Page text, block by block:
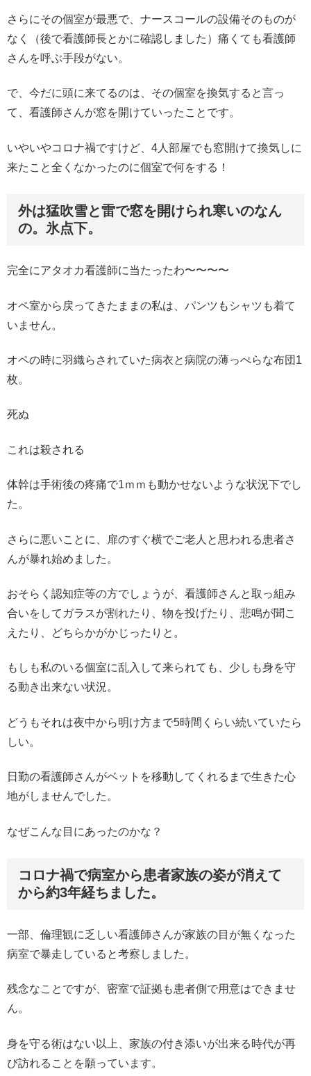
さらにその個室が最悪で、ナースコールの設備そのものが
なく（後で看護師長とかに確認しました）痛くても看護師
さんを呼ぶ手段がない。
で、今だに頭に来てるのは、その個室を換気すると言っ
て、看護師さんが窓を開けていったことです。
いやいやコロナ禍ですけど、4人部屋でも窓開けて換気しに
来たこと全くなかったのに個室で何をする！
外は猛吹雪と雷で窓を開けられ寒いのなん
の。氷点下。
完全にアタオカ看護師に当たったわ〜〜〜〜
オペ室から戻ってきたままの私は、パンツもシャツも着て
いません。
オペの時に羽織らされていた病衣と病院の薄っぺらな布団1
枚。
死ぬ
これは殺される
体幹は手術後の疼痛で1ｍｍも動かせないような状況下でし
た。
さらに悪いことに、扉のすぐ横でご老人と思われる患者さ
んが暴れ始めました。
おそらく認知症等の方でしょうが、看護師さんと取っ組み
合いをしてガラスが割れたり、物を投げたり、悲鳴が聞こ
えたり、どちらかがかじったりと。
もしも私のいる個室に乱入して来られても、少しも身を守
る動き出来ない状況。
どうもそれは夜中から明け方まで5時間くらい続いていたら
しい。
日勤の看護師さんがベットを移動してくれるまで生きた心
地がしませんでした。
なぜこんな目にあったのかな？
コロナ禍で病室から患者家族の姿が消えて
から約3年経ちました。
一部、倫理観に乏しい看護師さんが家族の目が無くなった
病室で暴走していると考察しました。
残念なことですが、密室で証拠も患者側で用意はできませ
ん。
身を守る術はない以上、家族の付き添いが出来る時代が再
び訪れることを願っています。